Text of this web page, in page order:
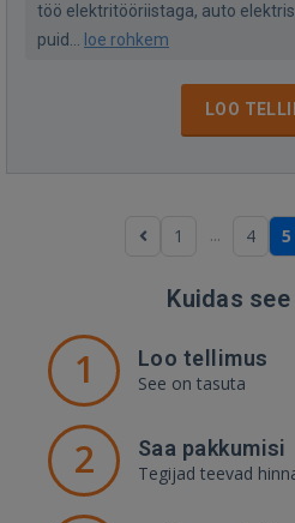
töö elektritööriistaga, auto
puid...
loe rohkem
LOO
1 ... 4 5
Kuidas
1 Loo tellimus
See on tasuta
2 Saa pakkumisi
Tegijad teevad